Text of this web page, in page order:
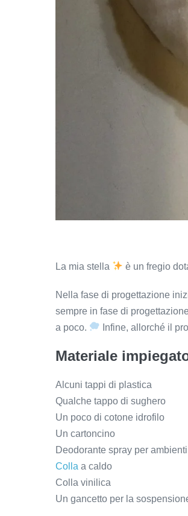
La mia stella è un fregio
Nella fase di progettazione
sempre in fase di
a poco.
Infine, allorché il
Materiale
Alcuni tappi di plastica
Qualche tappo di sughero
Un poco di cotone idrofilo
Un cartoncino
Deodorante spray per
Colla a caldo
Colla vinilica
Un gancetto per la